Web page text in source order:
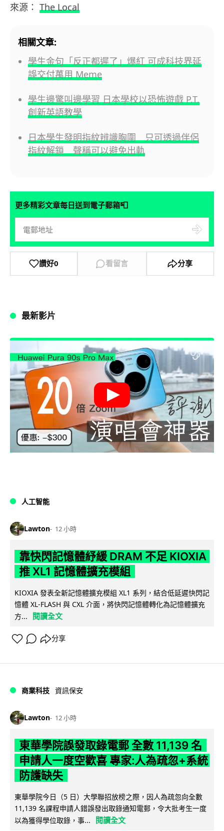
來源： The Local
相關文章:
學生金句「反正都遲了」爆紅 可成科技界延
誤交付萬用 Meme
學生邊驚叫邊學習 日本學校以恐怖遊戲 P.T.
創新英語教學
日本學生發明指紋辨識胸圍 只可透過伴侶
指紋解鎖 聲稱可以避免出軌
更多精彩文章每日送到電子郵箱📮
讚好0 看留言 分享
最新影片
人工智能
Lawton 12 小時
靠快閃記憶體紓緩 DRAM 不足 KIOXIA
推 XL1 記憶體擴充模組
KIOXIA 發表全新記憶體擴充模組 XL1 系列，結合低延遲快閃記
憶體 XL-FLASH 與 CXL 介面，將快閃記憶體轉化為記憶體擴充
方...
閱讀全文
分享
商業科技 資訊保安
Lawton 12 小時
東華學院誤發取錄電郵 全數 11,139 名
申請人一度空歡喜 專家:人為疏忽+系統
防護缺失
東華學院今日（5 日）大學聯招放榜之際，因人為疏忽向全數
11,139 名課程申請人錯誤發出取錄通知電郵，令大批考生一度
以為獲得學位取錄，事...
閱讀全文